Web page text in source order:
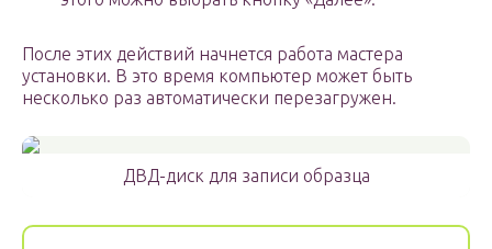
После этих действий начнется работа мастера
установки. В это время компьютер может быть
несколько раз автоматически перезагружен.
ДВД-диск для записи образца